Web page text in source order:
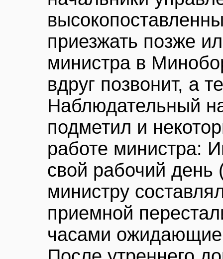
приезжать позже
министра в
вдруг позвонит, а
Наблюдательный
подметил и
работе министра:
свой рабочий день
министру
приемной
часами ожидающие